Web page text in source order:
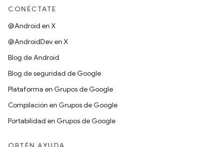
CONÉCTATE
@Android en X
@AndroidDev en X
Blog de Android
Blog de seguridad de Google
Plataforma en Grupos de Google
Compilación en Grupos de Google
Portabilidad en Grupos de Google